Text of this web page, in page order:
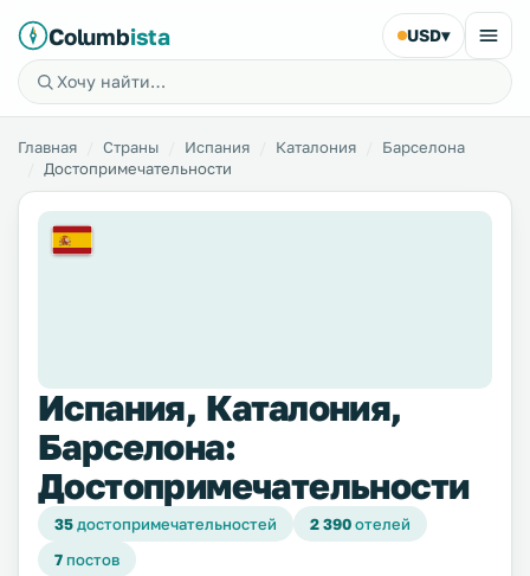
Columbista USD▾
Главная Страны Испания Каталония
Барселона
Достопримечательности
Испания, Каталония,
Барселона:
Достопримечательности
35достопримечательностей 2 390отелей
7 постов